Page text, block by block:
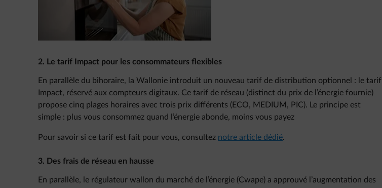
2. Le tarif Impact pour les consommateurs flexibles
En parallèle du bihoraire, la Wallonie introduit un nouveau tarif de distribution optionnel : le tarif
Impact, réservé aux compteurs digitaux. Ce tarif de réseau (distinct du prix de l’énergie fournie)
propose cinq plages horaires avec trois prix différents (ECO, MEDIUM, PIC). Le principe est
simple : plus vous consommez quand l’énergie abonde, moins vous payez
Pour savoir si ce tarif est fait pour vous, consultez notre article dédié.
3. Des frais de réseau en hausse
En parallèle, le régulateur wallon du marché de l’énergie (Cwape) a approuvé l’augmentation des